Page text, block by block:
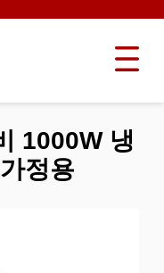
1000W 냉
정용